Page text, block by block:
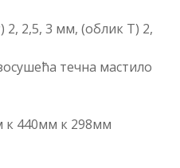
2, 2,5, 3 мм, (облик Т) 2,
течна мастило
к 440мм к 298мм